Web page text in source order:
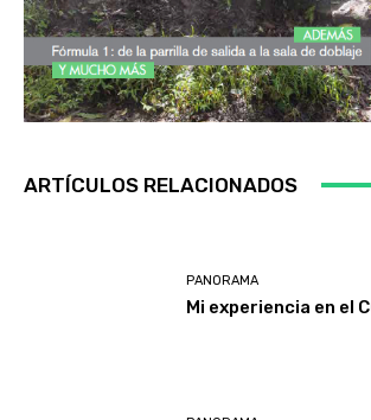
ARTÍCULOS RELACIONADOS
PANORAMA
Mi experiencia en el